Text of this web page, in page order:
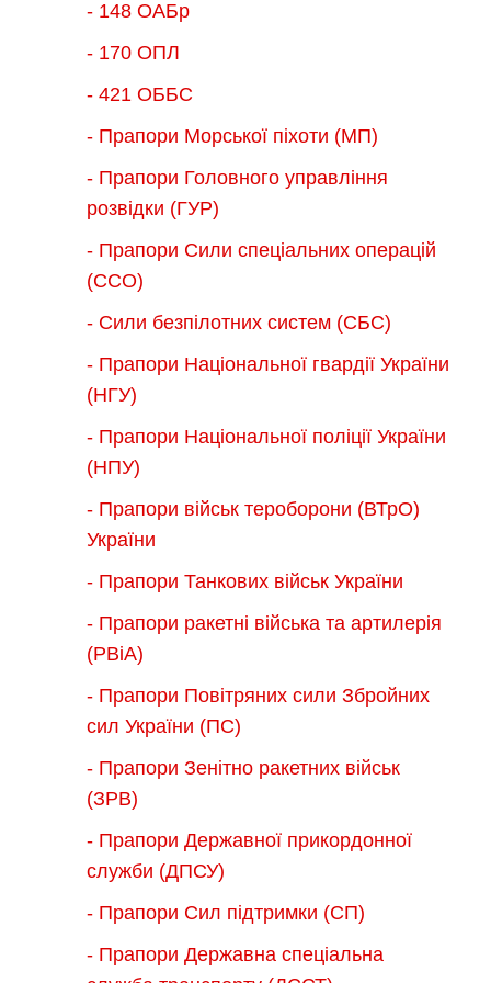
- 148 ОАБр
- 170 ОПЛ
- 421 ОББС
- Прапори Морської піхоти (МП)
- Прапори Головного управління
розвідки (ГУР)
- Прапори Сили спеціальних операцій
(ССО)
- Сили безпілотних систем (СБС)
- Прапори Національної гвардії України
(НГУ)
- Прапори Національної поліції України
(НПУ)
- Прапори військ тероборони (ВТрО)
України
- Прапори Танкових військ України
- Прапори ракетні війська та артилерія
(РВіА)
- Прапори Повітряних сили Збройних
сил України (ПС)
- Прапори Зенітно ракетних військ
(ЗРВ)
- Прапори Державної прикордонної
служби (ДПСУ)
- Прапори Сил підтримки (СП)
- Прапори Державна спеціальна